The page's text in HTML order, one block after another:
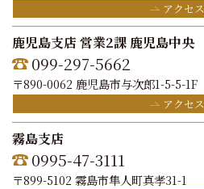
アクセス
鹿児島支店 営業2課 鹿児島中央
099-297-5662
〒890-0062 鹿児島市与次郎1-5-5-1F
アクセス
霧島支店
0995-47-3111
〒899-5102 霧島市隼人町真孝31-1